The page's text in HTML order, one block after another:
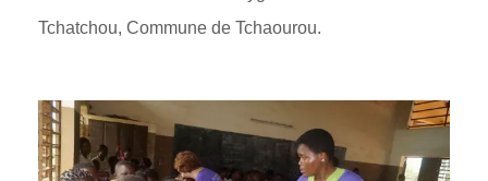
Tchatchou, Commune de Tchaourou.